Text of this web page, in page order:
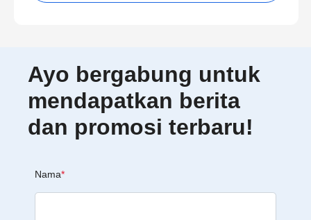
Ayo bergabung untuk
mendapatkan berita
dan promosi terbaru!
Nama*